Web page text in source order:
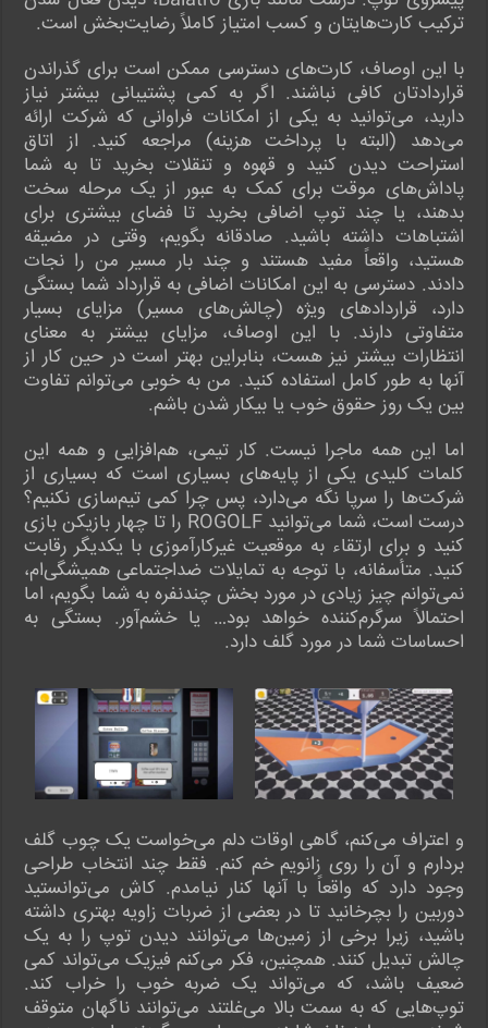
ترکیب کارت‌هایتان و کسب امتیاز کاملاً رضایت‌بخش است.
با این اوصاف، کارت‌های دسترسی ممکن است برای گذراندن
قراردادتان کافی نباشند. اگر به کمی پشتیبانی بیشتر نیاز
دارید، می‌توانید به یکی از امکانات فراوانی که شرکت ارائه
می‌دهد (البته با پرداخت هزینه) مراجعه کنید. از اتاق
استراحت دیدن کنید و قهوه و تنقلات بخرید تا به شما
پاداش‌های موقت برای کمک به عبور از یک مرحله سخت
بدهند، یا چند توپ اضافی بخرید تا فضای بیشتری برای
اشتباهات داشته باشید. صادقانه بگویم، وقتی در مضیقه
هستید، واقعاً مفید هستند و چند بار مسیر من را نجات
دادند. دسترسی به این امکانات اضافی به قرارداد شما بستگی
دارد، قراردادهای ویژه (چالش‌های مسیر) مزایای بسیار
متفاوتی دارند. با این اوصاف، مزایای بیشتر به معنای
انتظارات بیشتر نیز هست، بنابراین بهتر است در حین کار از
آنها به طور کامل استفاده کنید. من به خوبی می‌توانم تفاوت
بین یک روز حقوق خوب یا بیکار شدن باشم.
اما این همه ماجرا نیست. کار تیمی، هم‌افزایی و همه این
کلمات کلیدی یکی از پایه‌های بسیاری است که بسیاری از
شرکت‌ها را سرپا نگه می‌دارد، پس چرا کمی تیم‌سازی نکنیم؟
درست است، شما می‌توانید ROGOLF را تا چهار بازیکن بازی
کنید و برای ارتقاء به موقعیت غیرکارآموزی با یکدیگر رقابت
کنید. متأسفانه، با توجه به تمایلات ضداجتماعی همیشگی‌ام،
نمی‌توانم چیز زیادی در مورد بخش چندنفره به شما بگویم، اما
احتمالاً سرگرم‌کننده خواهد بود… یا خشم‌آور. بستگی به
احساسات شما در مورد گلف دارد.
و اعتراف می‌کنم، گاهی اوقات دلم می‌خواست یک چوب گلف
بردارم و آن را روی زانویم خم کنم. فقط چند انتخاب طراحی
وجود دارد که واقعاً با آنها کنار نیامدم. کاش می‌توانستید
دوربین را بچرخانید تا در بعضی از ضربات زاویه بهتری داشته
باشید، زیرا برخی از زمین‌ها می‌توانند دیدن توپ را به یک
چالش تبدیل کنند. همچنین، فکر می‌کنم فیزیک می‌تواند کمی
ضعیف باشد، که می‌تواند یک ضربه خوب را خراب کند.
توپ‌هایی که به سمت بالا می‌غلتند می‌توانند ناگهان متوقف